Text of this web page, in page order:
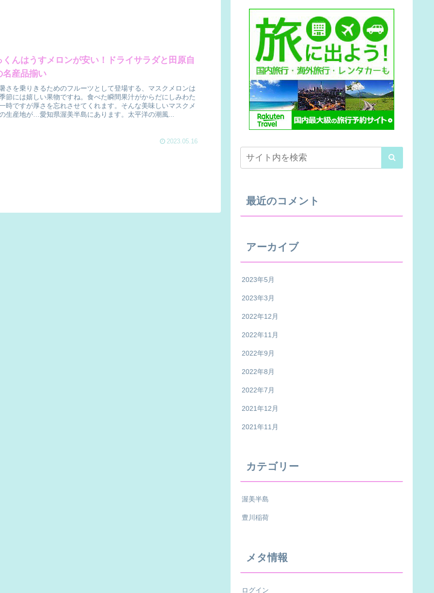
くんはうすメロンが安い！ドライサラダと田原自
名産品揃い
さを乗りきるためのフルーツとして登場する、マスクメロンは
節には嬉しい果物ですね。食べた瞬間果汁がからだにしみわた
時ですが厚さを忘れさせてくれます。そんな美味しいマスクメ
生産地が…愛知県渥美半島にあります。太平洋の潮風...
2023.05.16
最近のコメント
アーカイブ
2023年5月
2023年3月
2022年12月
2022年11月
2022年9月
2022年8月
2022年7月
2021年12月
2021年11月
カテゴリー
渥美半島
豊川稲荷
メタ情報
ログイン